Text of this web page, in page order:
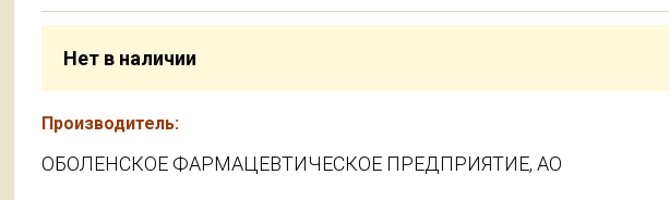
Нет в наличии
Производитель:
ОБОЛЕНСКОЕ ФАРМАЦЕВТИЧЕСКОЕ ПРЕДПРИЯТИЕ, АО